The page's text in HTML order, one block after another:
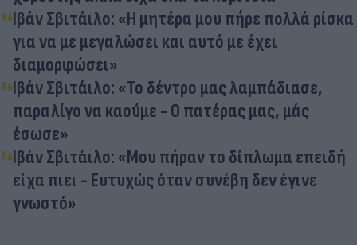
Ιβάν Σβιτάιλο: «Η μητέρα μου πήρε πολλά ρίσκα
για να με μεγαλώσει και αυτό με έχει
διαμορφώσει»
Ιβάν Σβιτάιλο: «Το δέντρο μας λαμπάδιασε,
παραλίγο να καούμε - Ο πατέρας μας, μάς
έσωσε»
Ιβάν Σβιτάιλο: «Μου πήραν το δίπλωμα επειδή
είχα πιει - Ευτυχώς όταν συνέβη δεν έγινε
γνωστό»